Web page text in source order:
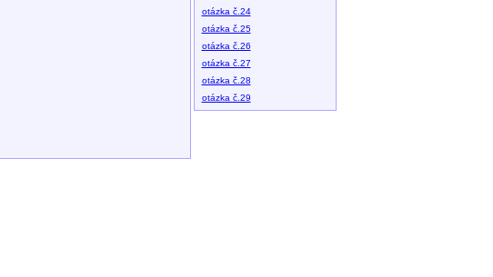
otázka č.24
otázka č.25
otázka č.26
otázka č.27
otázka č.28
otázka č.29